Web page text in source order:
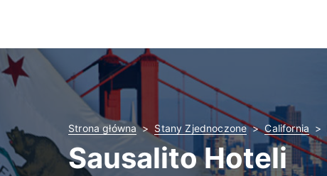
Strona główna Stany Zjednoczone California
Sausalito Hoteli